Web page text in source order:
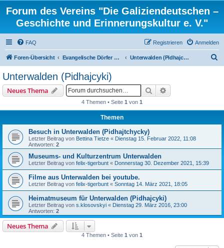
Forum des Vereins "Die Galiziendeutschen –
Geschichte und Erinnerungskultur e. V."
FAQ Anmelden
Registrieren
Foren-Übersicht Evangelische Dörfer und ortsbezogene Familienforschung Unterwalden (Pidhajcyki)
Unterwalden (Pidhajcyki)
Neues Thema Suche
4 Themen • Seite 1 von 1
Themen
Besuch in Unterwalden (Pidhajtchycky)
Letzter Beitrag von Bettina Tietze « Dienstag 15. Februar 2022, 11:08
Antworten: 2
Museums- und Kulturzentrum Unterwalden
Letzter Beitrag von felix-tigerbunt « Donnerstag 30. Dezember 2021, 15:39
Filme aus Unterwalden bei youtube.
Letzter Beitrag von felix-tigerbunt « Sonntag 14. März 2021, 18:05
Heimatmuseum für Unterwalden (Pidhajcyki)
Letzter Beitrag von s.klosovskyi « Dienstag 29. März 2016, 23:00
Antworten: 2
Neues Thema
4 Themen • Seite 1 von 1